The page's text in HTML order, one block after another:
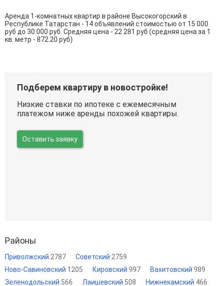
Аренда 1-комнатных квартир в районе Высокогорский в
Республике Татарстан - 14 объявлений стоимостью от 15 000
руб до 30 000 руб. Средняя цена - 22 281 руб (средняя цена за 1
кв. метр - 872.20 руб)
Подберем квартиру в новостройке!
Низкие ставки по ипотеке с ежемесячным
платежом ниже аренды похожей квартиры.
Оставить заявку
Районы
Приволжский 2787 Советский 2759
Ново-Савиновский 1205 Кировский 997 Вахитовский 989
Зеленодольский 566 Лаишевский 508 Нижнекамский 466